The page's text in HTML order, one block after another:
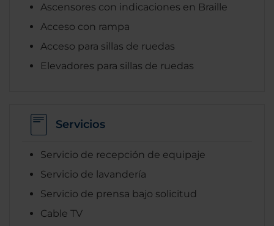
Ascensores con indicaciones en Braille
Acceso con rampa
Acceso para sillas de ruedas
Elevadores para sillas de ruedas
Servicios
Servicio de recepción de equipaje
Servicio de lavandería
Servicio de prensa bajo solicitud
Cable TV